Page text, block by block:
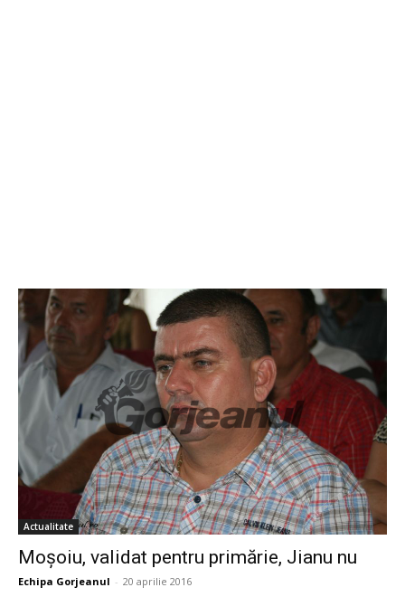
Actualitate
Moșoiu, validat pentru primărie, Jianu nu
Echipa Gorjeanul - 20 aprilie 2016